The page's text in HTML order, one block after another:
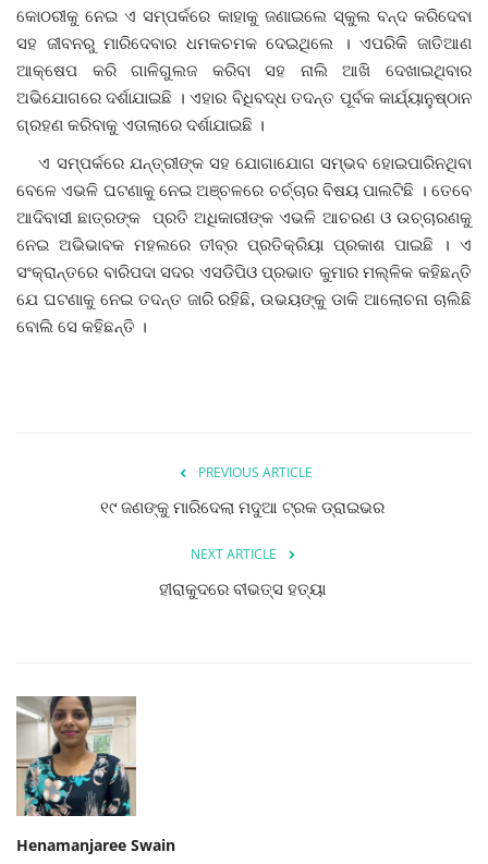
ଆପଣଙ୍କ କଲମରୁ
ମହାନଗର
ଅପରାଧ
ଖେଳ ଖବର
ବିଶେଷ
କୋଠରୀକୁ ନେଇ ଏ ସମ୍ପର୍କରେ କାହାକୁ ଜଣାଇଲେ ସ୍କୁଲ ବନ୍ଦ କରିଦେବା
ସହ ଜୀବନରୁ ମାରିଦେବାର ଧମକଚମକ ଦେଇଥିଲେ । ଏପରିକି ଜାତିଆଣ
ଆକ୍ଷେପ କରି ଗାଳିଗୁଲଜ କରିବା ସହ ନାଲି ଆଖି ଦେଖାଇଥିବାର
ଅଭିଯୋଗରେ ଦର୍ଶାଯାଇଛି । ଏହାର ବିଧିବଦ୍ଧ ତଦନ୍ତ ପୂର୍ବକ କାର୍ଯ୍ୟାନୁଷ୍ଠାନ
ଗ୍ରହଣ କରିବାକୁ ଏତାଲାରେ ଦର୍ଶାଯାଇଛି ।
ଏ ସମ୍ପର୍କରେ ଯନ୍ତ୍ରୀଙ୍କ ସହ ଯୋଗାଯୋଗ ସମ୍ଭବ ହୋଇପାରିନଥିବା
ବେଳେ ଏଭଳି ଘଟଣାକୁ ନେଇ ଅଞ୍ଚଳରେ ଚର୍ଚ୍ଚାର ବିଷୟ ପାଲଟିଛି । ତେବେ
ଆଦିବାସୀ ଛାତ୍ରଙ୍କ ପ୍ରତି ଅଧିକାରୀଙ୍କ ଏଭଳି ଆଚରଣ ଓ ଉଚ୍ଚାରଣକୁ
ନେଇ ଅଭିଭାବକ ମହଲରେ ତୀବ୍ର ପ୍ରତିକ୍ରିୟା ପ୍ରକାଶ ପାଇଛି । ଏ
ସଂକ୍ରାନ୍ତରେ ବାରିପଦା ସଦର ଏସଡିପିଓ ପ୍ରଭାତ କୁମାର ମଲ୍ଳିକ କହିଛନ୍ତି
ଯେ ଘଟଣାକୁ ନେଇ ତଦନ୍ତ ଜାରି ରହିଛି, ଉଭୟଙ୍କୁ ଡାକି ଆଲୋଚନା ଚାଲିଛି
ବୋଲି ସେ କହିଛନ୍ତି ।
PREVIOUS ARTICLE
୧୯ ଜଣଙ୍କୁ ମାରିଦେଲା ମଦୁଆ ଟ୍ରକ ଡ୍ରାଇଭର
NEXT ARTICLE
ହୀରାକୁଦରେ ବୀଭତ୍ସ ହତ୍ୟା
Henamanjaree Swain